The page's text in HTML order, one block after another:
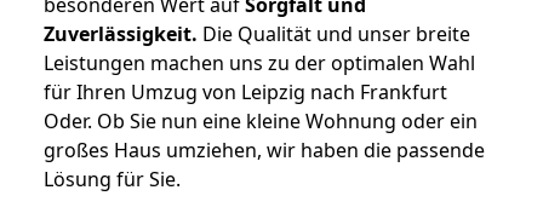
Zuverlässigkeit. Die Qualität und unser breite
Leistungen machen uns zu der optimalen Wahl
für Ihren Umzug von Leipzig nach Frankfurt
Oder. Ob Sie nun eine kleine Wohnung oder ein
großes Haus umziehen, wir haben die passende
Lösung für Sie.